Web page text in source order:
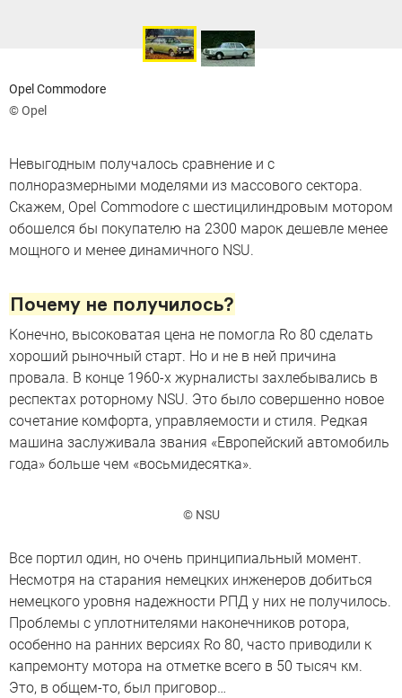
Opel Commodore
© Opel
Невыгодным получалось сравнение и с
полноразмерными моделями из массового сектора.
Скажем, Opel Commodore с шестицилиндровым мотором
обошелся бы покупателю на 2300 марок дешевле менее
мощного и менее динамичного NSU.
Почему не получилось?
Конечно, высоковатая цена не помогла Ro 80 сделать
хороший рыночный старт. Но и не в ней причина
провала. В конце 1960-х журналисты захлебывались в
респектах роторному NSU. Это было совершенно новое
сочетание комфорта, управляемости и стиля. Редкая
машина заслуживала звания «Европейский автомобиль
года» больше чем «восьмидесятка».
© NSU
Все портил один, но очень принципиальный момент.
Несмотря на старания немецких инженеров добиться
немецкого уровня надежности РПД у них не получилось.
Проблемы с уплотнителями наконечников ротора,
особенно на ранних версиях Ro 80, часто приводили к
капремонту мотора на отметке всего в 50 тысяч км.
Это, в общем-то, был приговор…